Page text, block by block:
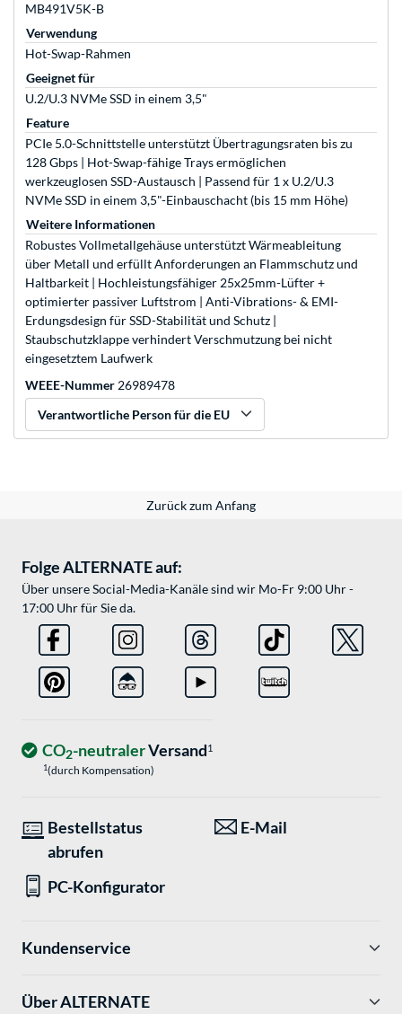
MB491V5K-B
Verwendung
Hot-Swap-Rahmen
Geeignet für
U.2/U.3 NVMe SSD in einem 3,5"
Feature
PCIe 5.0-Schnittstelle unterstützt Übertragungsraten bis zu
128 Gbps | Hot-Swap-fähige Trays ermöglichen
werkzeuglosen SSD-Austausch | Passend für 1 x U.2/U.3
NVMe SSD in einem 3,5"-Einbauschacht (bis 15 mm Höhe)
Weitere Informationen
Robustes Vollmetallgehäuse unterstützt Wärmeableitung
über Metall und erfüllt Anforderungen an Flammschutz und
Haltbarkeit | Hochleistungsfähiger 25x25mm-Lüfter +
optimierter passiver Luftstrom | Anti-Vibrations- & EMI-
Erdungsdesign für SSD-Stabilität und Schutz |
Staubschutzklappe verhindert Verschmutzung bei nicht
eingesetztem Laufwerk
WEEE-Nummer 26989478
Verantwortliche Person für die EU
Zurück zum Anfang
Folge ALTERNATE auf:
Über unsere Social-Media-Kanäle sind wir Mo-Fr 9:00 Uhr -
17:00 Uhr für Sie da.
CO2-neutralerVersand1
1(durch Kompensation)
Bestellstatus
abrufen
E-Mail
PC-Konfigurator
Kundenservice
Über ALTERNATE